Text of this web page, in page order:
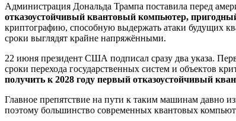
Администрация Дональда Трампа поставила перед
отказоустойчивый квантовый компьютер,
криптографию, способную выдержать атаки будущих
сроки выглядят крайне напряжёнными.
22 июня президент США подписал сразу два указа.
сроки перехода государственных систем и объектов
получить к 2028 году первый отказоустойчивый
Главное препятствие на пути к таким машинам давно
поэтому большинство современных квантовых